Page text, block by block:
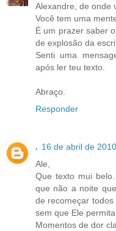
Alexandre, de onde
Você tem uma
É um prazer saber
de explosão da
Senti uma
após ler teu texto.
Abraço.
Responder
. 16 de abril de
Ale,
Que texto mui
que não a noite
de recomeçar
sem que Ele permita
Momentos de dor